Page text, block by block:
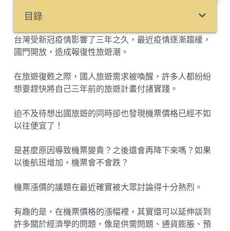
目錄
台灣受新冠疫情影響了三年之久，最近疫情逐漸趨緩，
國門開放，造成報復性旅遊潮。
在旅遊復甦之際，國人旅遊需求被喚醒，許多人都紛紛
想要趕快將自己三年前的旅遊計畫付諸實踐。
迫不及待想出國旅遊的同時卻也發現機票價格已經不如
以往便宜了！
是甚麼原因導致機票變貴？之後還會再降下來嗎？如果
以後航班增加，機票會不會跌？
機票漲價的議題在最近確實被大眾討論得十分熱烈。
有趣的是，在機票價格的漲幅裡，其實還可以延伸談到
許多關於經濟學的問題，像是供需問題、通貨膨脹、預